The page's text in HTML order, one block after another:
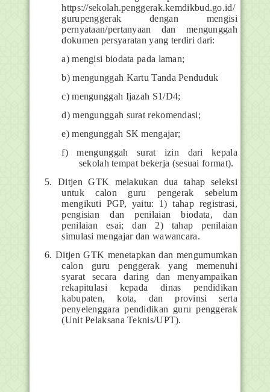
https://sekolah.penggerak.kemdikbud.go.id/
gurupenggerak dengan mengisi
pernyataan/pertanyaan dan mengunggah
dokumen persyaratan yang terdiri dari:
a) mengisi biodata pada laman;
b) mengunggah Kartu Tanda Penduduk
c) mengunggah Ijazah S1/D4;
d) mengunggah surat rekomendasi;
e) mengunggah SK mengajar;
f) mengunggah surat izin dari kepala
sekolah tempat bekerja (sesuai format).
5. Ditjen GTK melakukan dua tahap seleksi
untuk calon guru pengerak sebelum
mengikuti PGP, yaitu: 1) tahap registrasi,
pengisian dan penilaian biodata, dan
penilaian esai; dan 2) tahap penilaian
simulasi mengajar dan wawancara.
6. Ditjen GTK menetapkan dan mengumumkan
calon guru penggerak yang memenuhi
syarat secara daring dan menyampaikan
rekapitulasi kepada dinas pendidikan
kabupaten, kota, dan provinsi serta
penyelenggara pendidikan guru penggerak
(Unit Pelaksana Teknis/UPT).